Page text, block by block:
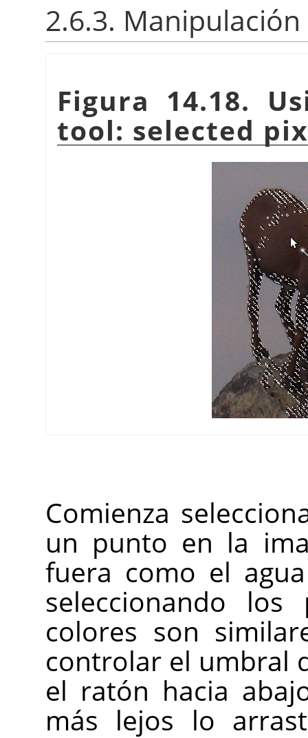
2.6.3.
Figura 14.18.
tool: selected
Comienza
un punto en la
fuera como el
seleccionando los
colores son
controlar el umbral
el ratón hacia
más lejos lo